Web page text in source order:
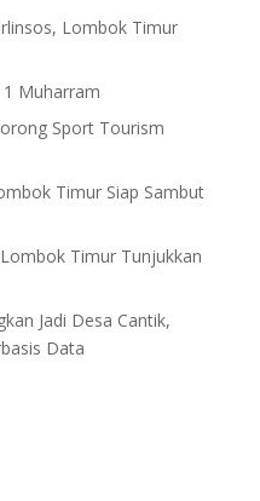
Lombok Timur
Muharram
Sport Tourism
Timur Siap Sambut
Timur Tunjukkan
Jadi Desa Cantik,
Data